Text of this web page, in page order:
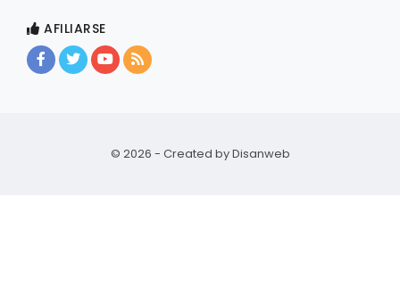
AFILIARSE
© 2026 - Created byDisanweb